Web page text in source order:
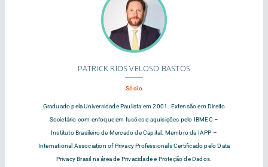
PATRICK RIOS VELOSO BASTOS
Sócio
Graduado pela Universidade Paulista em 2001. Extensão em Direito
Societário com enfoque em fusões e aquisições pelo IBMEC –
Instituto Brasileiro de Mercado de Capital. Membro da IAPP –
International Association of Privacy Professionals Certificado pelo Data
Privacy Brasil na área de Privacidade e Proteção de Dados.